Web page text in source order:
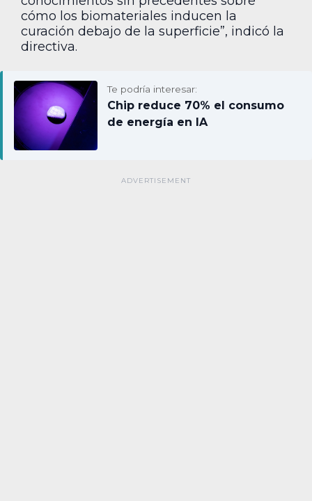
cómo los biomateriales inducen la
curación debajo de la superficie”, indicó la
directiva.
Te podría interesar:
Chip reduce 70% el consumo
de energía en IA